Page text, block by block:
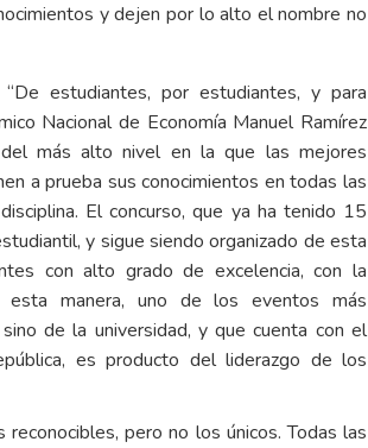
y dejen por lo alto el nombre no
estudiantes, por estudiantes, y para
Nacional de Economía Manuel Ramírez
del más alto nivel en la que las mejores
a prueba sus conocimientos en todas las
El concurso, que ya ha tenido 15
y sigue siendo organizado de esta
con alto grado de excelencia, con la
esta manera, uno de los eventos más
de la universidad, y que cuenta con el
es producto del liderazgo de los
pero no los únicos. Todas las